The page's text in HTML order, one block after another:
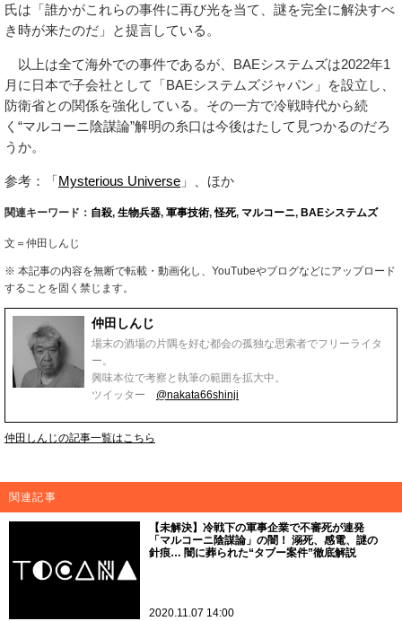
氏は「誰かがこれらの事件に再び光を当て、謎を完全に解決すべ
き時が来たのだ」と提言している。
以上は全て海外での事件であるが、BAEシステムズは2022年1
月に日本で子会社として「BAEシステムズジャパン」を設立し、
防衛省との関係を強化している。その一方で冷戦時代から続
く“マルコーニ陰謀論”解明の糸口は今後はたして見つかるのだろ
うか。
参考：「Mysterious Universe 」、ほか
関連キーワード： 自殺, 生物兵器, 軍事技術,怪死, マルコーニ, BAEシステムズ
文＝仲田しんじ
※ 本記事の内容を無断で転載・動画化し、YouTubeやブログなどにアップロード
することを固く禁じます。
仲田しんじ
場末の酒場の片隅を好む都会の孤独な思索者でフリーライタ
ー。
興味本位で考察と執筆の範囲を拡大中。
ツイッター @nakata66shinji
仲田しんじの記事一覧はこちら
関連記事
【未解決】冷戦下の軍事企業で不審死が連発
「マルコーニ陰謀論」の闇！ 溺死、感電、謎の
針痕… 闇に葬られた“タブー案件”徹底解説
2020.11.07 14:00